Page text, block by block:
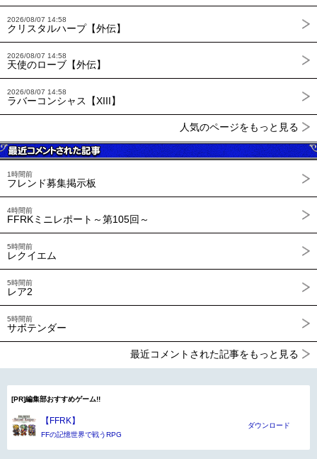
2026/08/07 14:58
クリスタルハープ【外伝】
2026/08/07 14:58
天使のローブ【外伝】
2026/08/07 14:58
ラバーコンシャス【XIII】
人気のページをもっと見る
1時間前
フレンド募集掲示板
4時間前
FFRKミニレポート～第105回～
5時間前
レクイエム
5時間前
レア2
5時間前
サボテンダー
最近コメントされた記事をもっと見る
[PR]編集部おすすめゲーム!!
【FFRK】
FFの記憶世界で戦うRPG
ダウンロード